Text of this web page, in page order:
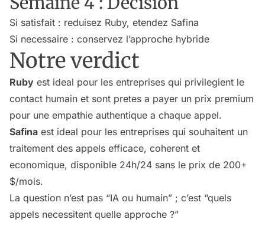
Si satisfait : reduisez Ruby, etendez Safina
Si necessaire : conservez l’approche hybride
Notre verdict
Ruby est ideal pour les entreprises qui privilegient le
contact humain et sont pretes a payer un prix premium
pour une empathie authentique a chaque appel.
Safina est ideal pour les entreprises qui souhaitent un
traitement des appels efficace, coherent et
economique, disponible 24h/24 sans le prix de 200+
$/mois.
La question n’est pas “IA ou humain” ; c’est “quels
appels necessitent quelle approche ?”